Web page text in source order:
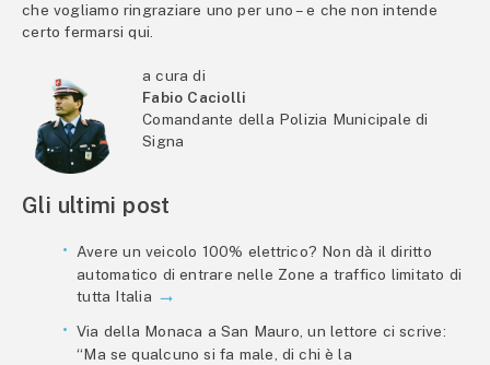
che vogliamo ringraziare uno per uno – e che non intende
certo fermarsi qui.
a cura di
Fabio Caciolli
Comandante della Polizia Municipale di
Signa
Gli ultimi post
Avere un veicolo 100% elettrico? Non dà il diritto
automatico di entrare nelle Zone a traffico limitato di
tutta Italia
Via della Monaca a San Mauro, un lettore ci scrive:
“Ma se qualcuno si fa male, di chi è la